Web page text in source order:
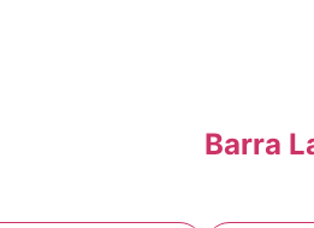
Barra